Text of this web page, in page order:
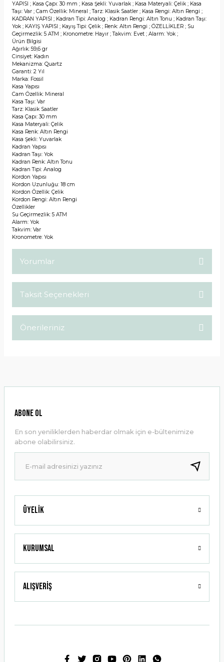
YAPISI ; Kasa Çapı: 30 mm ; Kasa Şekli: Yuvarlak ; Kasa Materyali: Çelik ; Kasa
Taşı: Var ; Cam Özellik: Mineral ; Tarz: Klasik Saatler ; Kasa Rengi: Altın Rengi ;
KADRAN YAPISI ; Kadran Tipi: Analog ; Kadran Rengi: Altın Tonu ; Kadran Taşı:
Yok ; KAYIŞ YAPISI ; Kayış Tipi: Çelik ; Renk: Altın Rengi ; ÖZELLİKLER ; Su
Geçirmezlik: 5 ATM ; Kronometre: Hayır ; Takvim: Evet ; Alarm: Yok ;
Ürün Bilgisi
Ağırlık: 59,6 gr
Cinsiyet: Kadın
Mekanizma: Quartz
Garanti: 2 Yıl
Marka: Fossil
Kasa Yapısı
Cam Özellik: Mineral
Kasa Taşı: Var
Tarz: Klasik Saatler
Kasa Çapı: 30 mm
Kasa Materyali: Çelik
Kasa Renk: Altın Rengi
Kasa Şekli: Yuvarlak
Kadran Yapısı
Kadran Taşı: Yok
Kadran Renk: Altın Tonu
Kadran Tipi: Analog
Kordon Yapısı
Kordon Uzunluğu: 18 cm
Kordon Özellik: Çelik
Kordon Rengi: Altın Rengi
Özellikler
Su Geçirmezlik: 5 ATM
Alarm: Yok
Takvim: Var
Kronometre: Yok
Yorumlar
Taksit Seçenekleri
Önerileriniz
Ürün resmi kalitesiz, bozuk veya görüntülenemiyor.
Ürün bilgilerinde hatalar bulunuyor.
Ürün fiyatı diğer sitelerden daha pahalı.
Bu ürüne benzer farklı alternatifler olmalı.
Gönder
Üyelik
Kurumsal
Alışveriş
ABONE OL
En son yeniliklerden haberdar olmak için e-bültenimize
abone olabilirsiniz.